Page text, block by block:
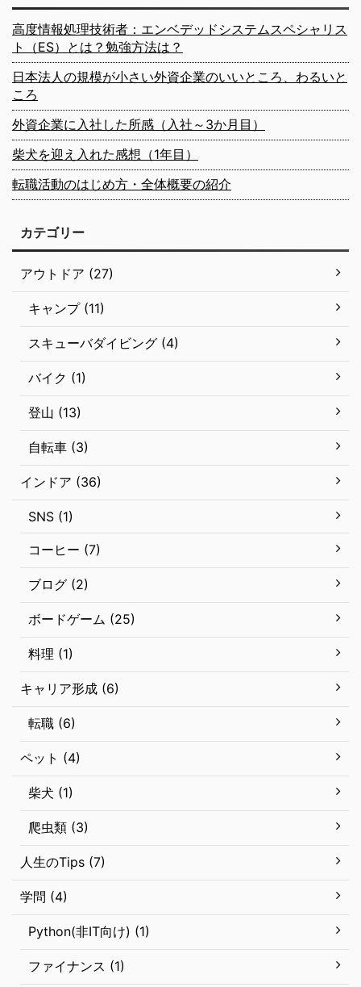
高度情報処理技術者：エンベデッドシステムスペシャリス
ト（ES）とは？勉強方法は？
日本法人の規模が小さい外資企業のいいところ、わるいと
ころ
外資企業に入社した所感（入社～3か月目）
柴犬を迎え入れた感想（1年目）
転職活動のはじめ方・全体概要の紹介
カテゴリー
アウトドア (27)
キャンプ (11)
スキューバダイビング (4)
バイク (1)
登山 (13)
自転車 (3)
インドア (36)
SNS (1)
コーヒー (7)
ブログ (2)
ボードゲーム (25)
料理 (1)
キャリア形成 (6)
転職 (6)
ペット (4)
柴犬 (1)
爬虫類 (3)
人生のTips (7)
学問 (4)
Python(非IT向け) (1)
ファイナンス (1)